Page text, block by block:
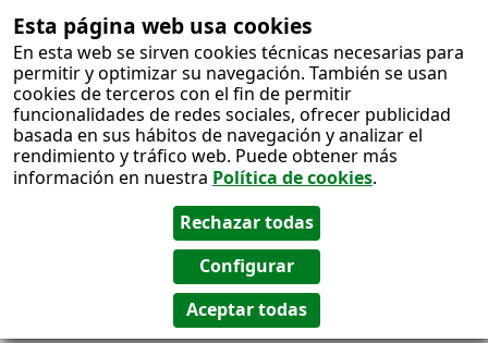
Esta página web usa cookies
En esta web se sirven cookies técnicas necesarias para
permitir y optimizar su navegación. También se usan
cookies de terceros con el fin de permitir
funcionalidades de redes sociales, ofrecer publicidad
basada en sus hábitos de navegación y analizar el
rendimiento y tráfico web. Puede obtener más
información en nuestra Política de cookies.